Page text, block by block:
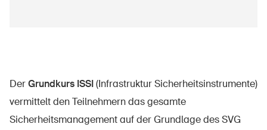
DerGrundkurs ISSI(Infrastruktur Sicherheitsinstrumente)
vermittelt den Teilnehmern das gesamte
Sicherheitsmanagement auf der Grundlage des SVG